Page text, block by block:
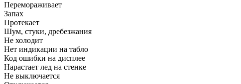
Перемораживает
Запах
Протекает
Шум, стуки, дребезжания
Не холодит
Нет индикации на табло
Код ошибки на дисплее
Нарастает лед на стенке
Не выключается